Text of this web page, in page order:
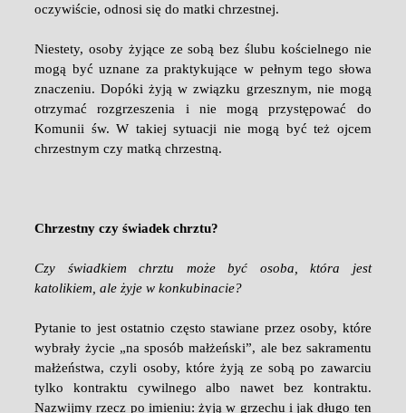
oczywiście, odnosi się do matki chrzestnej.
Niestety, osoby żyjące ze sobą bez ślubu kościelnego nie
mogą być uznane za praktykujące w pełnym tego słowa
znaczeniu. Dopóki żyją w związku grzesznym, nie mogą
otrzymać rozgrzeszenia i nie mogą przystępować do
Komunii św. W takiej sytuacji nie mogą być też ojcem
chrzestnym czy matką chrzestną.
Chrzestny czy świadek chrztu?
Czy świadkiem chrztu może być osoba, która jest
katolikiem, ale żyje w konkubinacie?
Pytanie to jest ostatnio często stawiane przez osoby, które
wybrały życie „na sposób małżeński”, ale bez sakramentu
małżeństwa, czyli osoby, które żyją ze sobą po zawarciu
tylko kontraktu cywilnego albo nawet bez kontraktu.
Nazwijmy rzecz po imieniu: żyją w grzechu i jak długo ten